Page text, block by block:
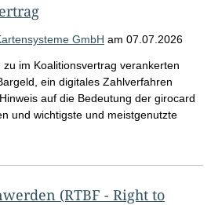
GmbH am 07.07.2026
zu im Koalitionsvertrag verankerten
ein digitales Zahlverfahren
auf die Bedeutung der girocard
und wichtigste und meistgenutzte
(RTBF - Right to